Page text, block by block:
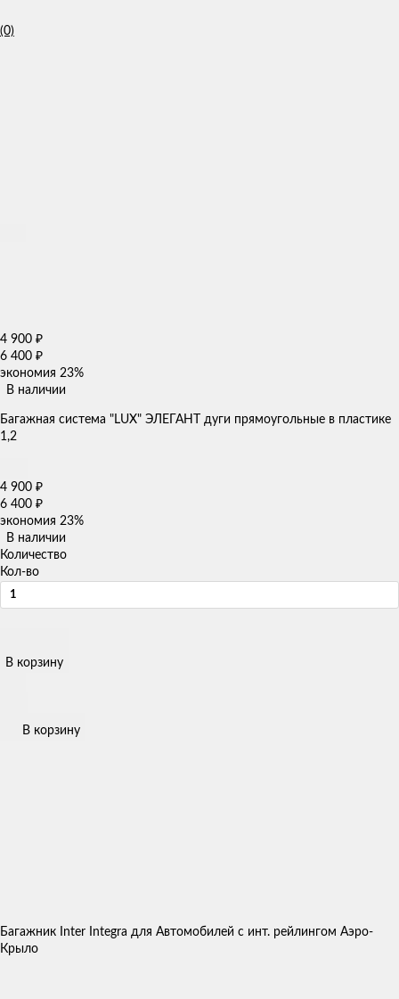
(0)
4 900 ₽
6 400 ₽
экономия 23%
В наличии
Багажная система "LUX" ЭЛЕГАНТ дуги прямоугольные в пластике
1,2
4 900 ₽
6 400 ₽
экономия 23%
В наличии
Количество
Кол-во
В корзину
В корзину
Багажник Inter Integra для Автомобилей с инт. рейлингом Аэро-
Крыло